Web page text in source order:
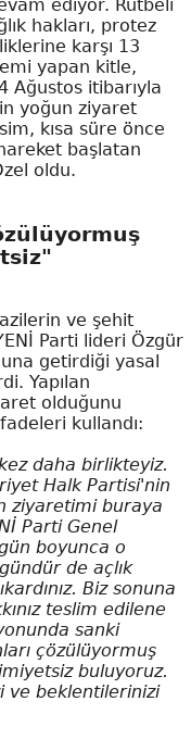
ediyor. Rütbeli
hakları, protez
karşı 13
yapan kitle,
Ağustos itibarıyla
yoğun ziyaret
kısa süre önce
başlatan
oldu.
ve şehit
Parti lideri Özgür
getirdiği yasal
Yapılan
olduğunu
kullandı:
daha birlikteyiz.
Halk Partisi'nin
ziyaretimi buraya
Parti Genel
boyunca o
de açlık
Biz sonuna
teslim edilene
sanki
çözülüyormuş
buluyoruz.
ve beklentilerinizi